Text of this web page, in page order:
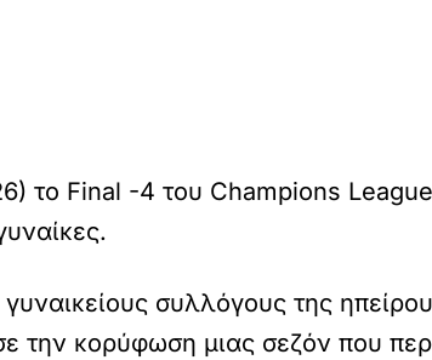
το Final -4 του Champions
συλλόγους της
κορύφωση μιας σεζόν που